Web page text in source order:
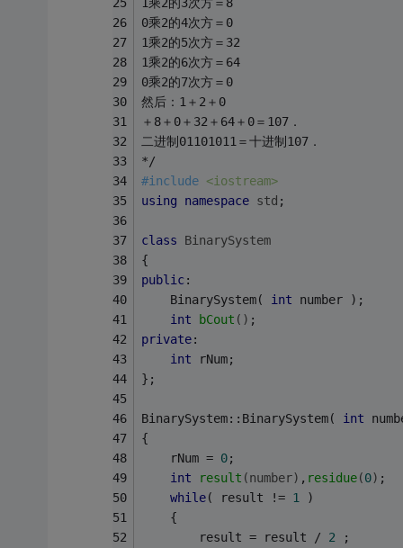
0乘2的4次方＝0
1乘2的5次方＝32
1乘2的6次方＝64
0乘2的7次方＝0
然后：1＋2＋0
＋8＋0＋32＋64＋0＝107．
二进制01101011＝十进制107．
*/
#include <iostream>
using
namespace std ;
class
BinarySystem
{
public:
	BinarySystem(
int number );
int
bCout () ;
private:
int rNum;
};
BinarySystem::BinarySystem( int
{
	rNum =
0;
int
result (number) , residue(0) ;
while( result != 1 )
	{
	    result = result /
2 ;